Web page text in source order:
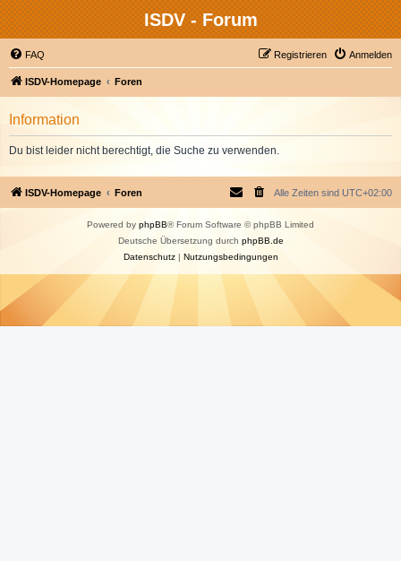
ISDV - Forum
FAQ Anmelden
Registrieren
ISDV-Homepage Foren
Information
Du bist leider nicht berechtigt, die Suche zu verwenden.
ISDV-Homepage Foren Alle Zeiten sind UTC+02:00
Powered by phpBB® Forum Software © phpBB Limited
Deutsche Übersetzung durch phpBB.de
Datenschutz| Nutzungsbedingungen